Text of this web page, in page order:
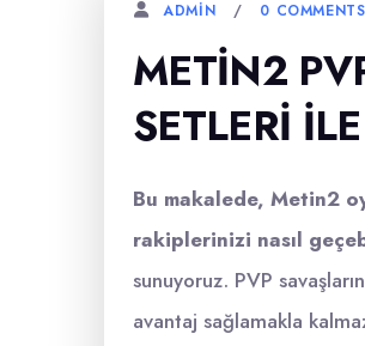
ADMIN 0 COMMENTS
METIN2
SETLERI
Bu makalede, Metin2
rakiplerinizi nasıl
sunuyoruz. PVP
avantaj sağlamakla